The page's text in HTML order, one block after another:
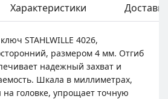
Характеристики Доставка
STAHLWILLE 4026,
размером 4 мм. Отгиб
надежный захват и
Шкала в миллиметрах,
на головке, упрощает точную